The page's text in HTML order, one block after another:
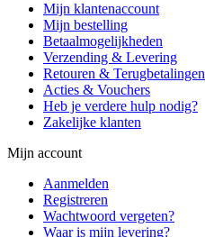
Mijn klantenaccount
Mijn bestelling
Betaalmogelijkheden
Verzending & Levering
Retouren & Terugbetalingen
Acties & Vouchers
Heb je verdere hulp nodig?
Zakelijke klanten
Mijn account
Aanmelden
Registreren
Wachtwoord vergeten?
Waar is mijn levering?